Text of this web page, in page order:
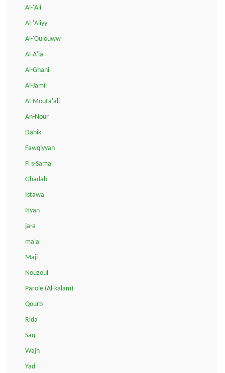
Al-'Ali
Al-'Aliyy
Al-'Oulouww
Al-A'la
Al-Ghani
Al-Jamil
Al-Mouta'ali
An-Nour
Dahik
Fawqiyyah
Fi s-Sama
Ghadab
Istawa
Ityan
ja-a
ma'a
Maji
Nouzoul
Parole (Al-kalam)
Qourb
Rida
Saq
Wajh
Yad